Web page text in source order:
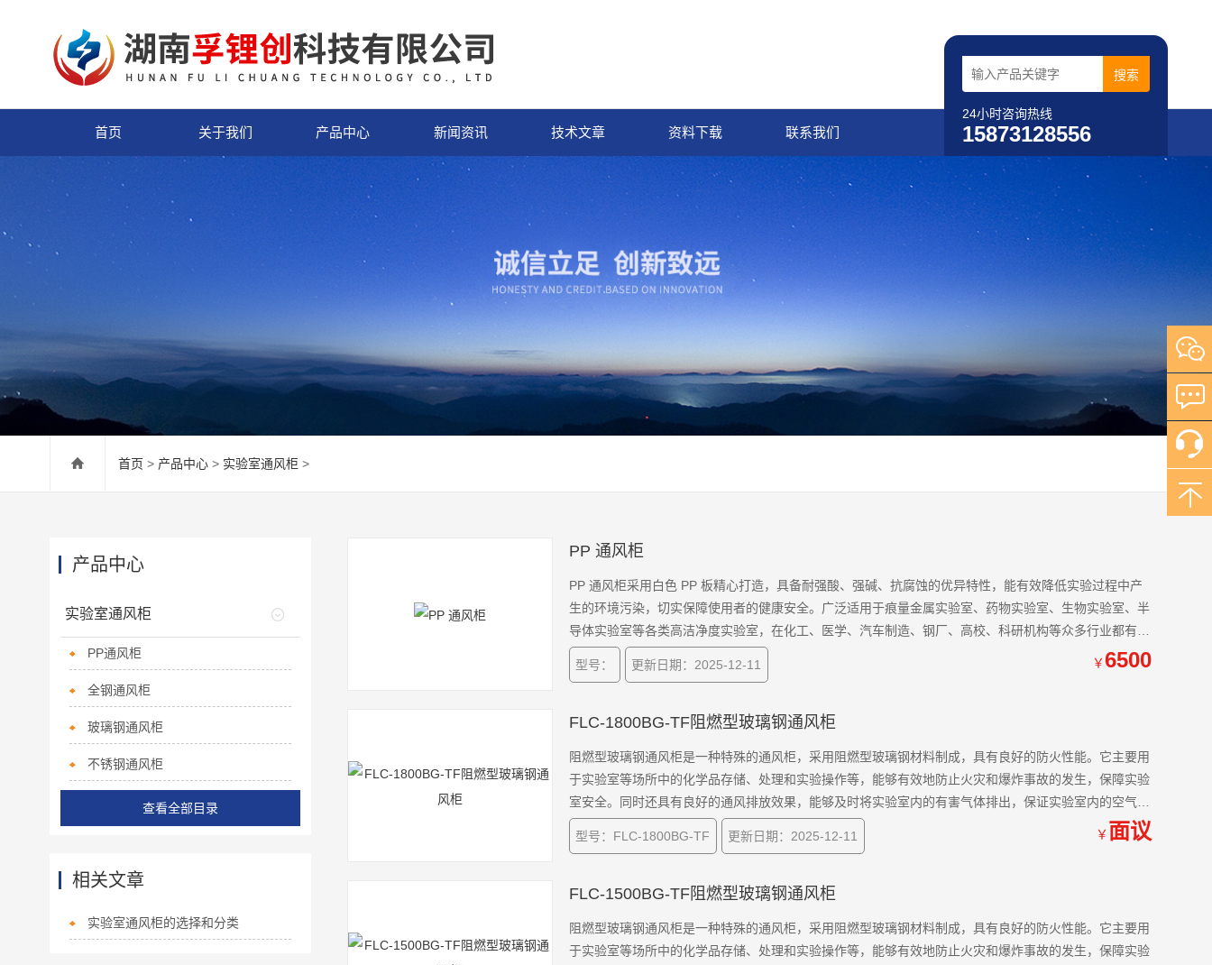
24小时咨询热线
15873128556
首页 关于我们 产品中心 新闻资讯 技术文章 资料下载 联系我们
首页 > 产品中心 > 实验室通风柜 >
产品中心
实验室通风柜
PP通风柜
全钢通风柜
玻璃钢通风柜
不锈钢通风柜
查看全部目录
相关文章
实验室通风柜的选择和分类
PP 通风柜
PP 通风柜采用白色 PP 板精心打造，具备耐强酸、强碱、抗腐蚀的优异特性，能有效降低实验过程中产
生的环境污染，切实保障使用者的健康安全。广泛适用于痕量金属实验室、药物实验室、生物实验室、半
导体实验室等各类高洁净度实验室，在化工、医学、汽车制造、钢厂、高校、科研机构等众多行业都有广
泛应用。
型号：
更新日期：2025-12-11 ￥6500
FLC-1800BG-TF阻燃型玻璃钢通风柜
阻燃型玻璃钢通风柜是一种特殊的通风柜，采用阻燃型玻璃钢材料制成，具有良好的防火性能。它主要用
于实验室等场所中的化学品存储、处理和实验操作等，能够有效地防止火灾和爆炸事故的发生，保障实验
室安全。同时还具有良好的通风排放效果，能够及时将实验室内的有害气体排出，保证实验室内的空气质
量。
型号：FLC-1800BG-TF
更新日期：2025-12-11 ￥ 面议
FLC-1500BG-TF阻燃型玻璃钢通风柜
阻燃型玻璃钢通风柜是一种特殊的通风柜，采用阻燃型玻璃钢材料制成，具有良好的防火性能。它主要用
于实验室等场所中的化学品存储、处理和实验操作等，能够有效地防止火灾和爆炸事故的发生，保障实验